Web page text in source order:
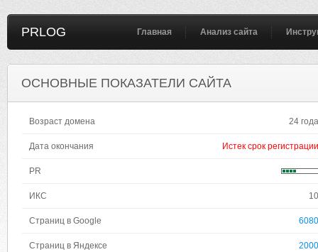
PRLOG Главная Анализ сайта
ОСНОВНЫЕ ПОКАЗАТЕЛИ САЙТА
Возраст домена 24 года
Дата окончания Истек срок регистрации
PR
ИКС 10
Страниц в Google 6080
Страниц в Яндексе 2000